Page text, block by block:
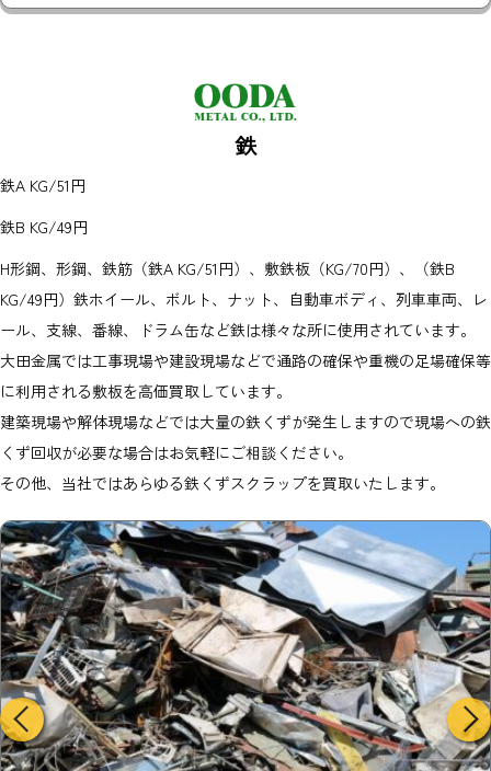
鉄
鉄A KG/51円
鉄B KG/49円
H形鋼、形鋼、鉄筋（鉄A KG/51円）、敷鉄板（KG/70円）、（鉄B
KG/49円）鉄ホイール、ボルト、ナット、自動車ボディ、列車車両、レ
ール、支線、番線、ドラム缶など鉄は様々な所に使用されています。
大田金属では工事現場や建設現場などで通路の確保や重機の足場確保等
に利用される敷板を高価買取しています。
建築現場や解体現場などでは大量の鉄くずが発生しますので現場への鉄
くず回収が必要な場合はお気軽にご相談ください。
その他、当社ではあらゆる鉄くずスクラップを買取いたします。